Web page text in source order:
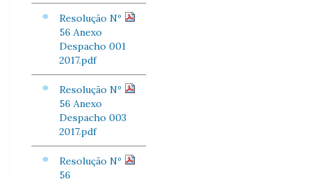
Resolução Nº
56 Anexo
Despacho 001
2017.pdf
Resolução Nº
56 Anexo
Despacho 003
2017.pdf
Resolução Nº
56